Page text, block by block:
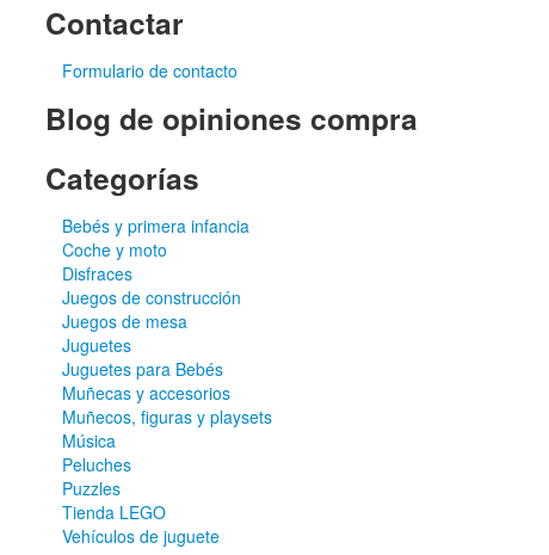
Contactar
Formulario de contacto
Blog de opiniones compra
Categorías
Bebés y primera infancia
Coche y moto
Disfraces
Juegos de construcción
Juegos de mesa
Juguetes
Juguetes para Bebés
Muñecas y accesorios
Muñecos, figuras y playsets
Música
Peluches
Puzzles
Tienda LEGO
Vehículos de juguete